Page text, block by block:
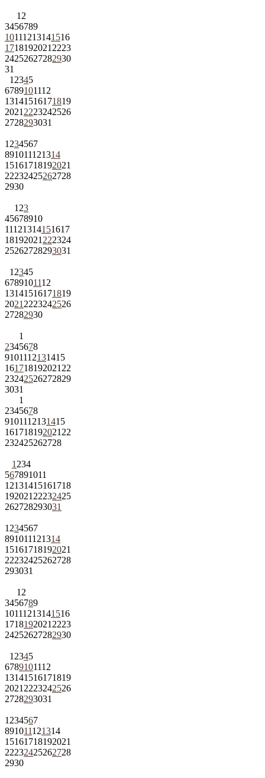
1 2
3456789
10111213141516
1718192021 2223
24252627282930
31
1 2345
6789101112
13141516171819
2021 2223242526
2728293031
1 234567
891011121314
15161718192021
22232425262728
2930
1 23
45678910
11121314151617
18192021 222324
25262728293031
1 2345
6789101112
13141516171819
2021 2223242526
27282930
1
2345678
9101112131415
161718192021 22
23242526272829
3031
1
2345678
9101112131415
161718192021 22
232425262728
1 234
567891011
12131415161718
192021 22232425
262728293031
1 234567
891011121314
15161718192021
22232425262728
293031
1 2
3456789
10111213141516
1718192021 2223
24252627282930
1 2345
6789101112
13141516171819
2021 2223242526
2728293031
1 234567
891011121314
15161718192021
22232425262728
2930